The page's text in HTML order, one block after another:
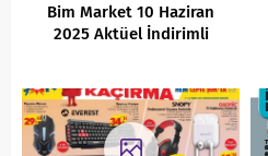
Bim Market 10 Haziran
2025 Aktüel İndirimli